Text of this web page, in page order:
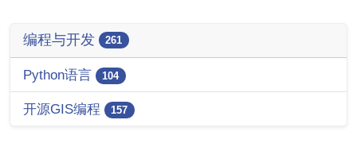
编程与开发 261
Python语言 104
开源GIS编程 157